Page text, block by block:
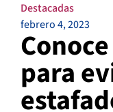
Destacadas
febrero 4, 2023
para